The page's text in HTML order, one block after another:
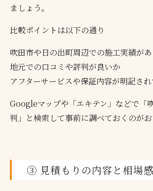
ましょう。
比較ポイントは以下の通り
吹田市や日の出町周辺での施工実績が
地元での口コミや評判が良いか
アフターサービスや保証内容が明記さ
Googleマップや「エキテン」などで「
判」と検索して事前に調べておくのがお
③ 見積もりの内容と相場感